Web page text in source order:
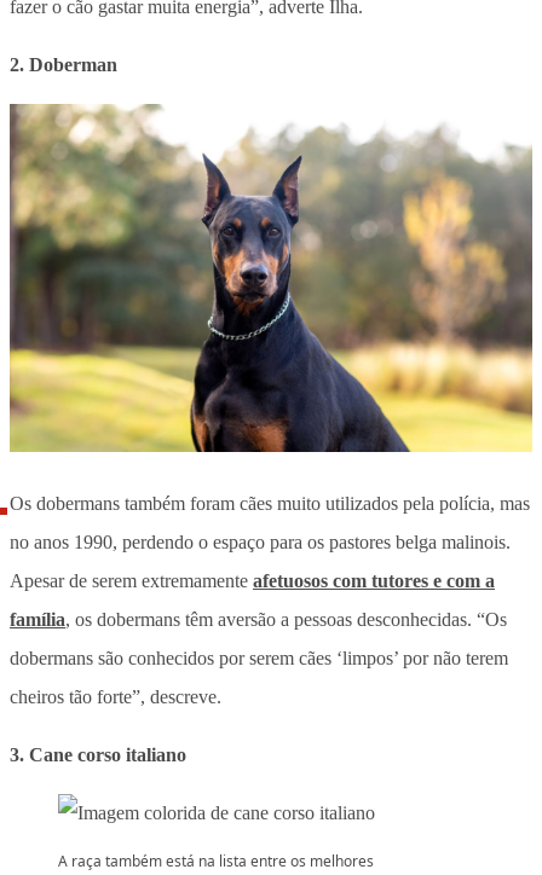
fazer o cão gastar muita energia”, adverte Ilha.
2. Doberman
Os dobermans também foram cães muito utilizados pela polícia, mas
no anos 1990, perdendo o espaço para os pastores belga malinois.
Apesar de serem extremamente afetuosos com tutores e com a
família, os dobermans têm aversão a pessoas desconhecidas. “Os
dobermans são conhecidos por serem cães ‘limpos’ por não terem
cheiros tão forte”, descreve.
3. Cane corso italiano
A raça também está na lista entre os melhores